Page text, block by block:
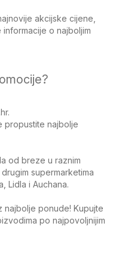
akcijske cijene,
o najboljim
propustite najbolje
od breze u raznim
supermarketima
Lidla i Auchana.
najbolje ponude! Kupujte
po najpovoljnijim